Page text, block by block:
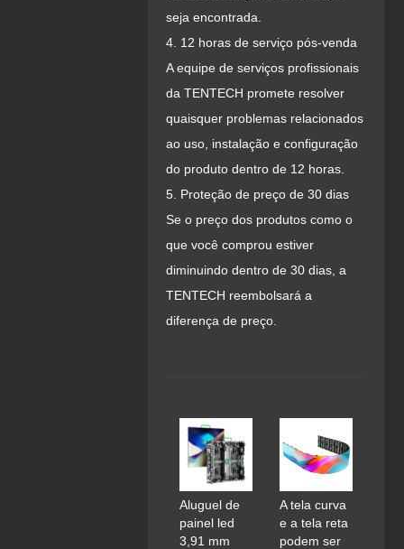
seja encontrada.
4. 12 horas de serviço pós-venda
A equipe de serviços profissionais
da TENTECH promete resolver
quaisquer problemas relacionados
ao uso, instalação e configuração
do produto dentro de 12 horas.
5. Proteção de preço de 30 dias
Se o preço dos produtos como o
que você comprou estiver
diminuindo dentro de 30 dias, a
TENTECH reembolsará a
diferença de preço.
Aluguel de
painel led
3,91 mm
A tela curva
e a tela reta
podem ser